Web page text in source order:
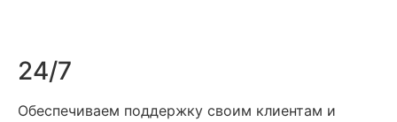
24/7
Обеспечиваем поддержку своим клиентам и